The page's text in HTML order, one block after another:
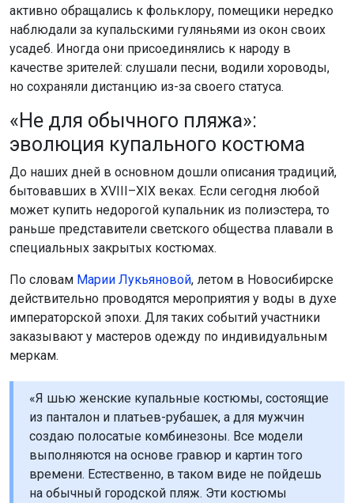
активно обращались к фольклору, помещики нередко
наблюдали за купальскими гуляньями из окон своих
усадеб. Иногда они присоединялись к народу в
качестве зрителей: слушали песни, водили хороводы,
но сохраняли дистанцию из-за своего статуса.
«Не для обычного пляжа»:
эволюция купального костюма
До наших дней в основном дошли описания традиций,
бытовавших в XVIII–XIX веках. Если сегодня любой
может купить недорогой купальник из полиэстера, то
раньше представители светского общества плавали в
специальных закрытых костюмах.
По словам Марии Лукьяновой, летом в Новосибирске
действительно проводятся мероприятия у воды в духе
императорской эпохи. Для таких событий участники
заказывают у мастеров одежду по индивидуальным
меркам.
«Я шью женские купальные костюмы, состоящие
из панталон и платьев-рубашек, а для мужчин
создаю полосатые комбинезоны. Все модели
выполняются на основе гравюр и картин того
времени. Естественно, в таком виде не пойдешь
на обычный городской пляж. Эти костюмы